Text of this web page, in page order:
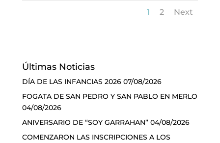
1 2 Next
Últimas Noticias
DÍA DE LAS INFANCIAS 2026 07/08/2026
FOGATA DE SAN PEDRO Y SAN PABLO EN MERLO
04/08/2026
ANIVERSARIO DE “SOY GARRAHAN” 04/08/2026
COMENZARON LAS INSCRIPCIONES A LOS